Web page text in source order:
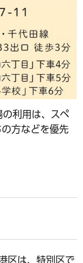
利用は、スペ
方などを優先
区は、特別区で